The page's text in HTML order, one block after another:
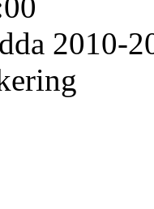
2010-